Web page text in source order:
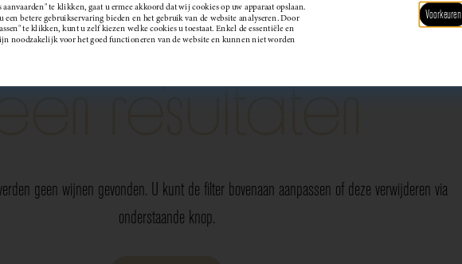
Wijndomein
resultaten
geen wijnen gevonden. U kunt de filter bovenaan aanpassen of deze verwijderen via
onderstaande knop.
te klikken, gaat u ermee akkoord dat wij cookies op uw apparaat opslaan.
betere gebruikservaring bieden en het gebruik van de website analyseren. Door
te klikken, kunt u zelf kiezen welke cookies u toestaat. Enkel de essentiële en
noodzakelijk voor het goed functioneren van de website en kunnen niet worden
Voorkeuren